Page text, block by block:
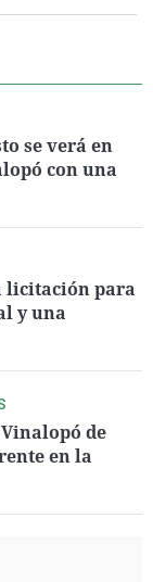
se verá en
con una
licitación para
y una
de
en la